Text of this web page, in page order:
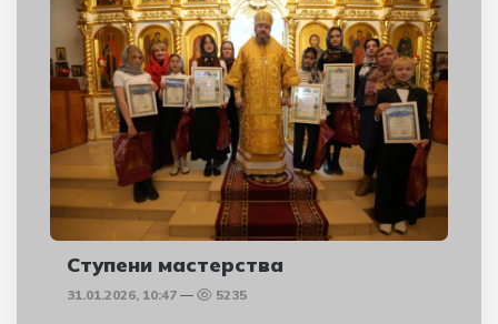
Ступени мастерства
31.01.2026, 10:47 5235